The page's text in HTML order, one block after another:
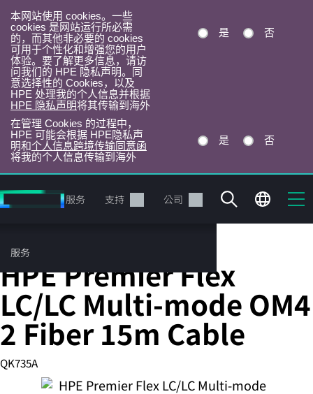
本网站使用 cookies。一些
cookies 是网站运行所必需
的，而其他非必要的 cookies
可用于个性化和增强您的用户
体验。要了解更多信息，请访
问我们的 HPE 隐私声明。同
意选择性的 Cookies，以及
HPE 处理我的个人信息并根据
HPE 隐私声明将其传输到海外
是 否
在管理 Cookies 的过程中，
HPE 可能会根据 HPE隐私声
明和个人信息跨境传输同意函
将我的个人信息传输到海外
是 否
转
到
目
录
服务 支持 公司
服务
您的购物车目前是空的
光缆
HPE Premier Flex
LC/LC Multi-mode OM4
2 Fiber 15m Cable
QK735A